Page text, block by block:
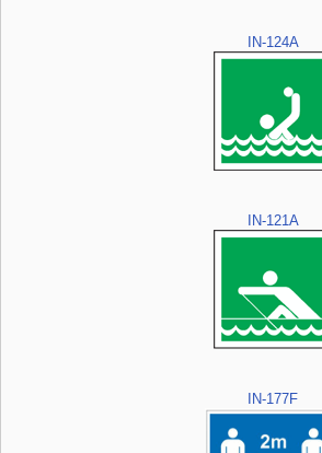
IN-124A
IN-121A
IN-177F